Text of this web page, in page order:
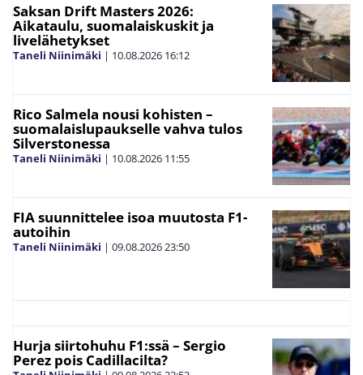
Saksan Drift Masters 2026:
Aikataulu, suomalaiskuskit ja
livelähetykset
Taneli Niinimäki | 10.08.2026 16:12
Rico Salmela nousi kohisten –
suomalaislupaukselle vahva tulos
Silverstonessa
Taneli Niinimäki | 10.08.2026 11:55
FIA suunnittelee isoa muutosta F1-
autoihin
Taneli Niinimäki | 09.08.202623:50
Hurja siirtohuhu F1:ssä – Sergio
Perez pois Cadillacilta?